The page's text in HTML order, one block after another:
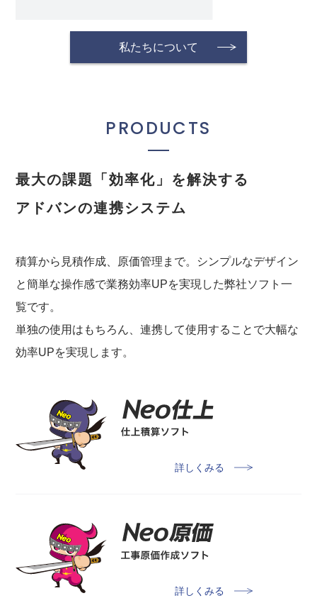
私たちについて
PRODUCTS
最大の課題「効率化」を解決する
アドバンの連携システム
積算から見積作成、原価管理まで。シンプルなデザイン
と簡単な操作感で業務効率UPを実現した弊社ソフト一
覧です。
単独の使用はもちろん、連携して使用することで大幅な
効率UPを実現します。
詳しくみる
詳しくみる